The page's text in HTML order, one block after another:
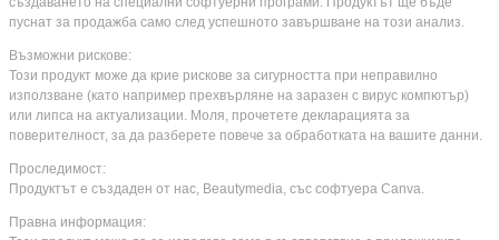
пуснат за продажба само след успешното завършване на този анализ.
Възможни рискове:
Този продукт може да крие рискове за сигурността при неправилно
използване (като например прехвърляне на заразен с вирус компютър)
или липса на актуализации. Моля, прочетете декларацията за
поверителност, за да разберете повече за обработката на вашите данни.
Проследимост:
Продуктът е създаден от нас, Beautymedia, със софтуера Canva.
Правна информация: